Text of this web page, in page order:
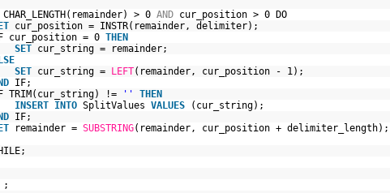
> 0 ANDcur_position > 0 DO
cur_position = INSTR(remainder, delimiter);
= 0 THEN
SETcur_string = remainder;
SETcur_string = LEFT(remainder, cur_position - 1);
IF;
!=
''
THEN
INSERT
INTOSplitValues VALUES(cur_string);
IF;
remainder = SUBSTRING(remainder, cur_position + delimiter_length);
;